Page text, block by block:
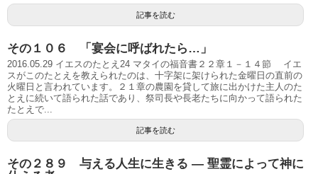
記事を読む
その１０６ 「宴会に呼ばれたら…」
2016.05.29 イエスのたとえ24 マタイの福音書２２章１－１４節 イエ
スがこのたとえを教えられたのは、十字架に架けられた金曜日の直前の
火曜日と言われています。２１章の農園を貸して旅に出かけた主人のた
とえに続いて語られた話であり、祭司長や長老たちに向かって語られた
たとえで...
記事を読む
その２８９ 与える人生に生きる ― 聖霊によって神に